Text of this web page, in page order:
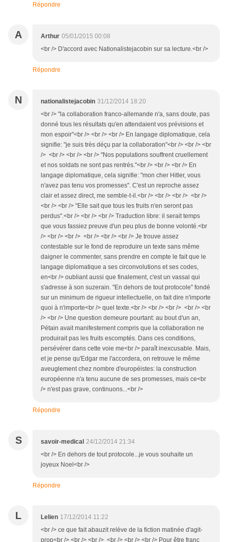
Répondre
A Arthur 05/01/2015 00:08
<br /> D'accord avec Nationalistejacobin sur sa lecture.<br />
Répondre
N nationalistejacobin 31/12/2014 18:20
<br /> "la collaboration franco-allemande n'a, sans doute, pas
donné tous les résultats qu'en attendaient vos prévisions et
mon espoir"<br /> <br /> <br /> En langage diplomatique, cela
signifie: "je suis très déçu par la collaboration"<br /> <br /> <br
/> <br /> <br /> <br /> "Nos populations souffrent cruellement
et nos soldats ne sont pas rentrés."<br /> <br /> <br /> En
langage diplomatique, cela signifie: "mon cher Hitler, vous
n'avez pas tenu vos promesses". C'est un reproche assez
clair et assez direct, me semble-t-il.<br /> <br /> <br /> <br />
<br /> <br /> "Elle sait que tous les fruits n'en seront pas
perdus".<br /> <br /> <br /> Traduction libre: il serait temps
que vous fassiez preuve d'un peu plus de bonne volonté.<br
/> <br /> <br /> <br /> <br /> <br /> Je trouve assez
contestable sur le fond de reproduire un texte sans même
daigner le commenter, sans prendre en compte le fait que le
langage diplomatique a ses circonvolutions et ses codes,
en<br /> oubliant aussi que finalement, c'est un vassal qui
s'adresse à son suzerain. "En dehors de tout protocole" fondé
sur un minimum de rigueur intellectuelle, on fait dire n'importe
quoi à n'importe<br /> quel texte.<br /> <br /> <br /> <br /> <br
/> <br /> Une question demeure pourtant: au bout d'un an,
Pétain avait manifestement compris que la collaboration ne
produirait pas les fruits escomptés. Dans ces conditions,
persévérer dans cette voie me<br /> paraît inexcusable. Mais,
et je pense qu'Edgar me l'accordera, on retrouve le même
aveuglement chez nombre d'européistes: la construction
européenne n'a tenu aucune de ses promesses, mais ce<br
/> n'est pas grave, continuons...<br />
Répondre
S savoir-medical 24/12/2014 21:34
<br /> En dehors de tout protocole...je vous souhaite un
joyeux Noel<br />
Répondre
L Lelien 17/12/2014 11:22
<br /> ce que fait abauzit relève de la fiction matinée d'agit-
prop<br /> <br /> <br /> <br /> <br /> <br /> Pour être franc